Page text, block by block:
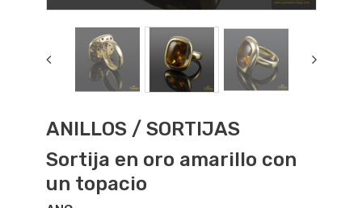
ANILLOS / SORTIJAS
Sortija en oro amarillo con
un topacio